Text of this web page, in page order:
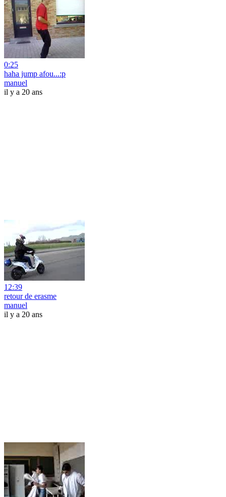
0:25
haha jump afou...:p
manuel
il y a 20 ans
12:39
retour de erasme
manuel
il y a 20 ans